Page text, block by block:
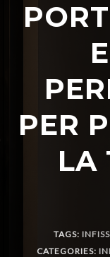
PER
LA
TAGS:
CATEGORIES: